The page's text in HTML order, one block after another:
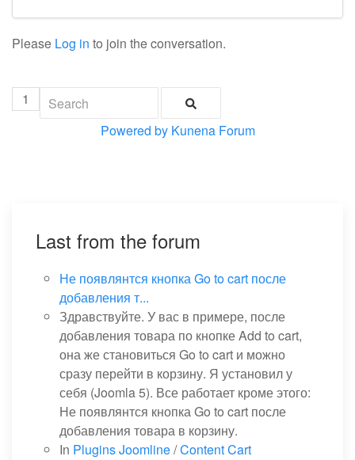
Please Log in to join the conversation.
1
Powered by Kunena Forum
Last from the forum
Не появлянтся кнопка Go to cart после
добавления т...
Здравствуйте. У вас в примере, после
добавления товара по кнопке Add to cart,
она же становиться Go to cart и можно
сразу перейти в корзину. Я установил у
себя (Joomla 5). Все работает кроме этого:
Не появлянтся кнопка Go to cart после
добавления товара в корзину.
In Plugins Joomline/Content Cart